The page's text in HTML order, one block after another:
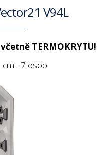
V94L
TERMOKRYTU!
- 7 osob